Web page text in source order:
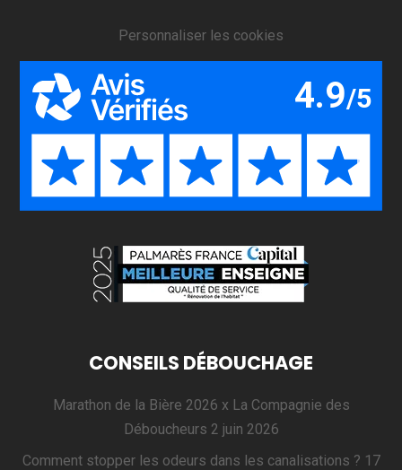
Personnaliser les cookies
CONSEILS DÉBOUCHAGE
Marathon de la Bière 2026 x La Compagnie des
Déboucheurs 2 juin 2026
Comment stopper les odeurs dans les canalisations ? 17